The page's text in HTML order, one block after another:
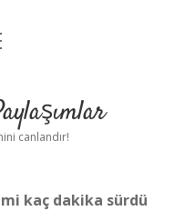
canlandır!
kaç dakika sürdü